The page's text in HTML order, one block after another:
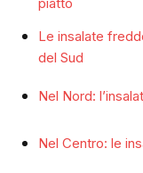
Le insalate
del Sud
Nel Nord:
Nel Centro: le